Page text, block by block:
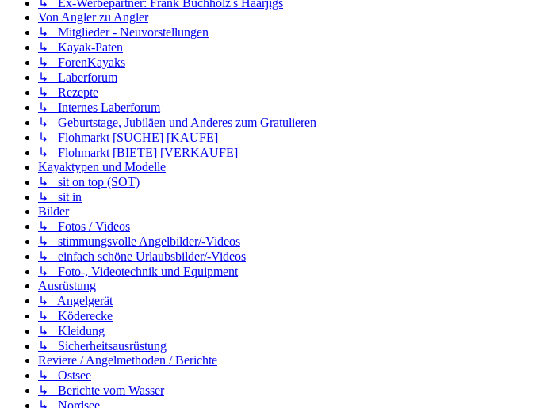
↳ Ex-Werbepartner: Frank Buchholz's Haarjigs
Von Angler zu Angler
↳ Mitglieder - Neuvorstellungen
↳ Kayak-Paten
↳ ForenKayaks
↳ Laberforum
↳ Rezepte
↳ Internes Laberforum
↳ Geburtstage, Jubiläen und Anderes zum Gratulieren
↳ Flohmarkt [SUCHE] [KAUFE]
↳ Flohmarkt [BIETE] [VERKAUFE]
Kayaktypen und Modelle
↳ sit on top (SOT)
↳ sit in
Bilder
↳ Fotos / Videos
↳ stimmungsvolle Angelbilder/-Videos
↳ einfach schöne Urlaubsbilder/-Videos
↳ Foto-, Videotechnik und Equipment
Ausrüstung
↳ Angelgerät
↳ Köderecke
↳ Kleidung
↳ Sicherheitsausrüstung
Reviere / Angelmethoden / Berichte
↳ Ostsee
↳ Berichte vom Wasser